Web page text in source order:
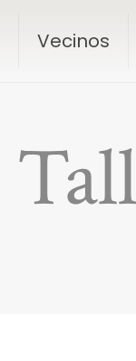
Vecinos